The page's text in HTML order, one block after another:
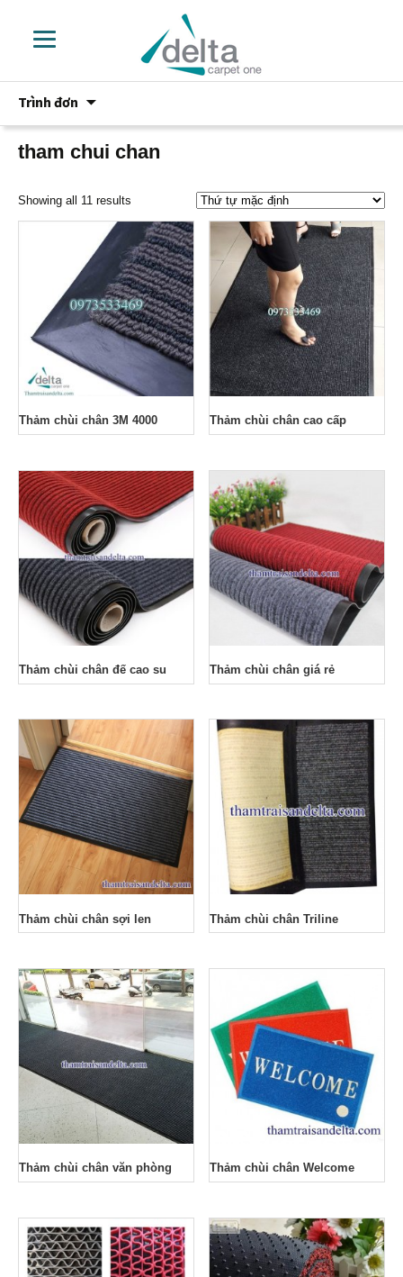
Trình đơn
phần
nội
dung
tham chui chan
Showing all 11 results
Thảm chùi chân 3M 4000 Thảm chùi chân cao cấp
Thảm chùi chân đế cao su Thảm chùi chân giá rẻ
Thảm chùi chân sợi len Thảm chùi chân Triline
Thảm chùi chân văn phòng Thảm chùi chân Welcome